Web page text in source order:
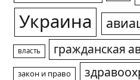
Украина
власть гражданская
закон и право